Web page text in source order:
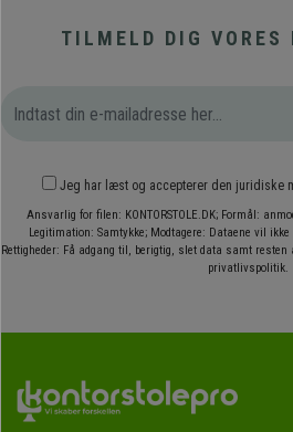
TILMELD DIG VORES
Jeg har læst og accepterer den juridiske
Ansvarlig for filen: KONTORSTOLE.DK; Formål:
Legitimation: Samtykke; Modtagere: Dataene vil
Rettigheder: Få adgang til, berigtig, slet data samt
privatlivspolitik.